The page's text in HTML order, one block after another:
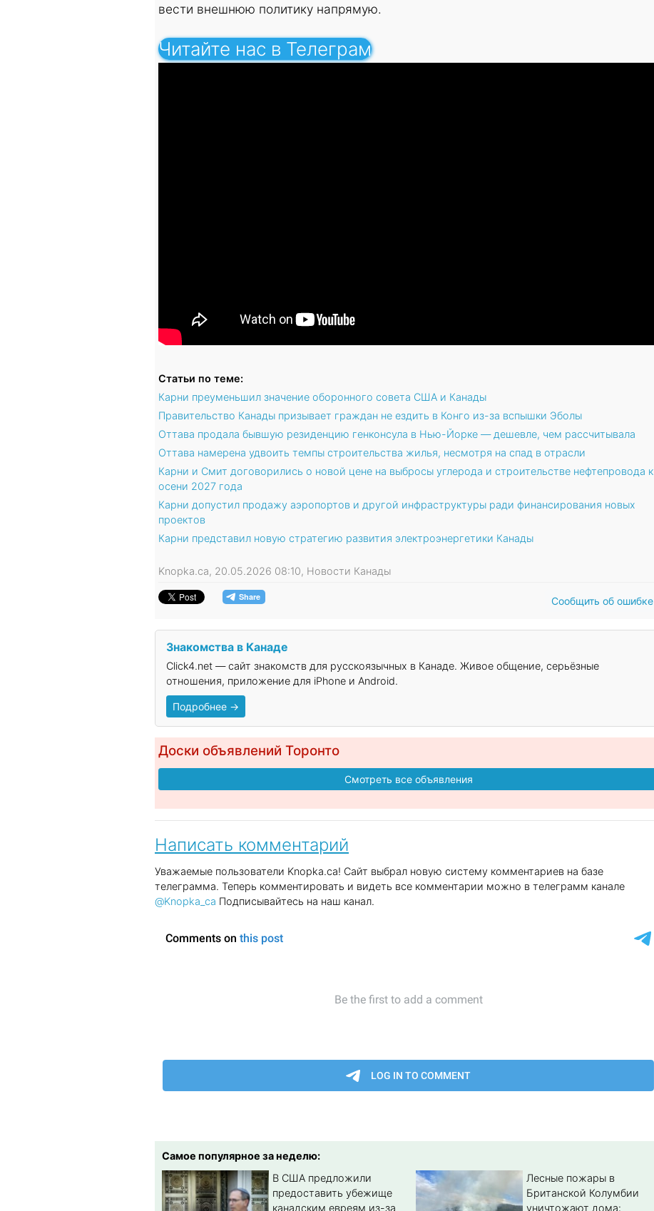
вести внешнюю политику напрямую.
Читайте нас в Телеграм
Статьи по теме:
Карни преуменьшил значение оборонного совета США и Канады
Правительство Канады призывает граждан не ездить в Конго из-за вспышки Эболы
Оттава продала бывшую резиденцию генконсула в Нью-Йорке — дешевле, чем рассчитывала
Оттава намерена удвоить темпы строительства жилья, несмотря на спад в отрасли
Карни и Смит договорились о новой цене на выбросы углерода и строительстве нефтепровода к
осени 2027 года
Карни допустил продажу аэропортов и другой инфраструктуры ради финансирования новых
проектов
Карни представил новую стратегию развития электроэнергетики Канады
Knopka.ca, 20.05.2026 08:10, Новости Канады
Сообщить об ошибке
Знакомства в Канаде
Click4.net — сайт знакомств для русскоязычных в Канаде. Живое общение, серьёзные
отношения, приложение для iPhone и Android.
Подробнее →
Доски объявлений Торонто
Смотреть все объявления
Написать комментарий
Уважаемые пользователи Knopka.ca! Сайт выбрал новую систему комментариев на базе
телеграмма. Теперь комментировать и видеть все комментарии можно в телеграмм канале
@Knopka_ca Подписывайтесь на наш канал.
Самое популярное за неделю:
В США предложили
предоставить убежище
канадским евреям из-за
Лесные пожары в
Британской Колумбии
уничтожают дома: